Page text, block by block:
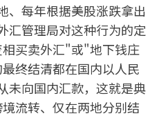
、每年根据美股涨跌拿出
汇管理局对这种行为的定
买卖外汇"或"地下钱庄
终结清都在国内以人民
未向国内汇款，这就是典
流转、仅在两地分别结